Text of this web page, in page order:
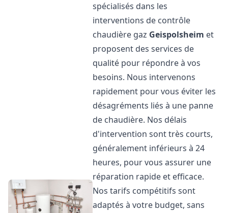
spécialisés dans les
interventions de contrôle
chaudière gaz Geispolsheim et
proposent des services de
qualité pour répondre à vos
besoins. Nous intervenons
rapidement pour vous éviter les
désagréments liés à une panne
de chaudière. Nos délais
d'intervention sont très courts,
généralement inférieurs à 24
heures, pour vous assurer une
réparation rapide et efficace.
Nos tarifs compétitifs sont
adaptés à votre budget, sans